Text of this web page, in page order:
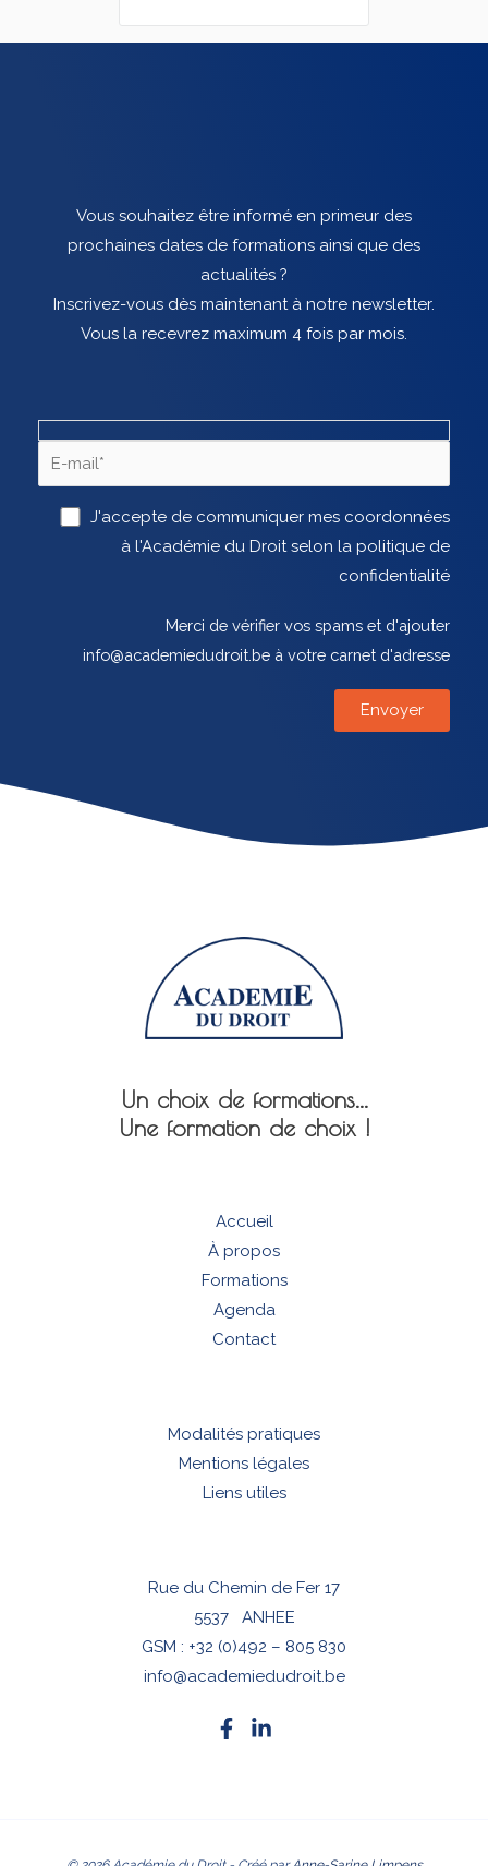
Vous souhaitez être informé en primeur des
prochaines dates de formations ainsi que des
actualités ?
Inscrivez-vous dès maintenant à notre newsletter.
Vous la recevrez maximum 4 fois par mois.
J'accepte de communiquer mes coordonnées
à l'Académie du Droit selon la politique de
confidentialité
Merci de vérifier vos spams et d'ajouter
info@academiedudroit.be à votre carnet d'adresse
Un choix de formations...
Une formation de choix !
Accueil
À propos
Formations
Agenda
Contact
Modalités pratiques
Mentions légales
Liens utiles
Rue du Chemin de Fer 17
5537 ANHEE
GSM : +32 (0)492 – 805 830
info@academiedudroit.be